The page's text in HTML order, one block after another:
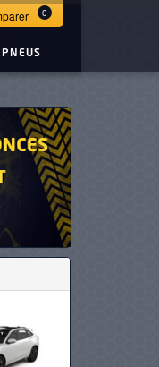
0
PNEUS